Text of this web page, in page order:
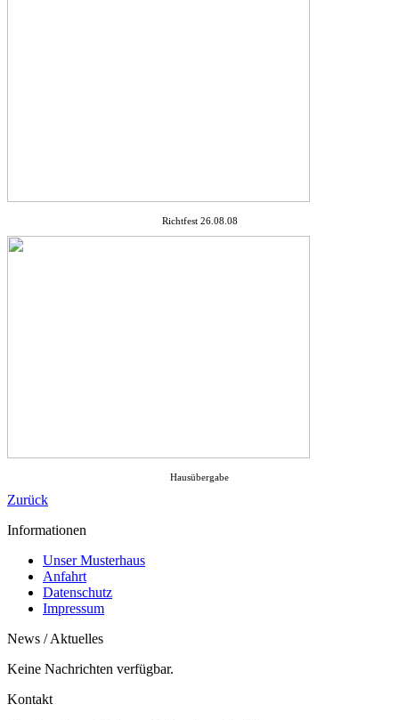
Richtfest 26.08.08
Hausübergabe
Zurück
Informationen
Unser Musterhaus
Anfahrt
Datenschutz
Impressum
News / Aktuelles
Keine Nachrichten verfügbar.
Kontakt